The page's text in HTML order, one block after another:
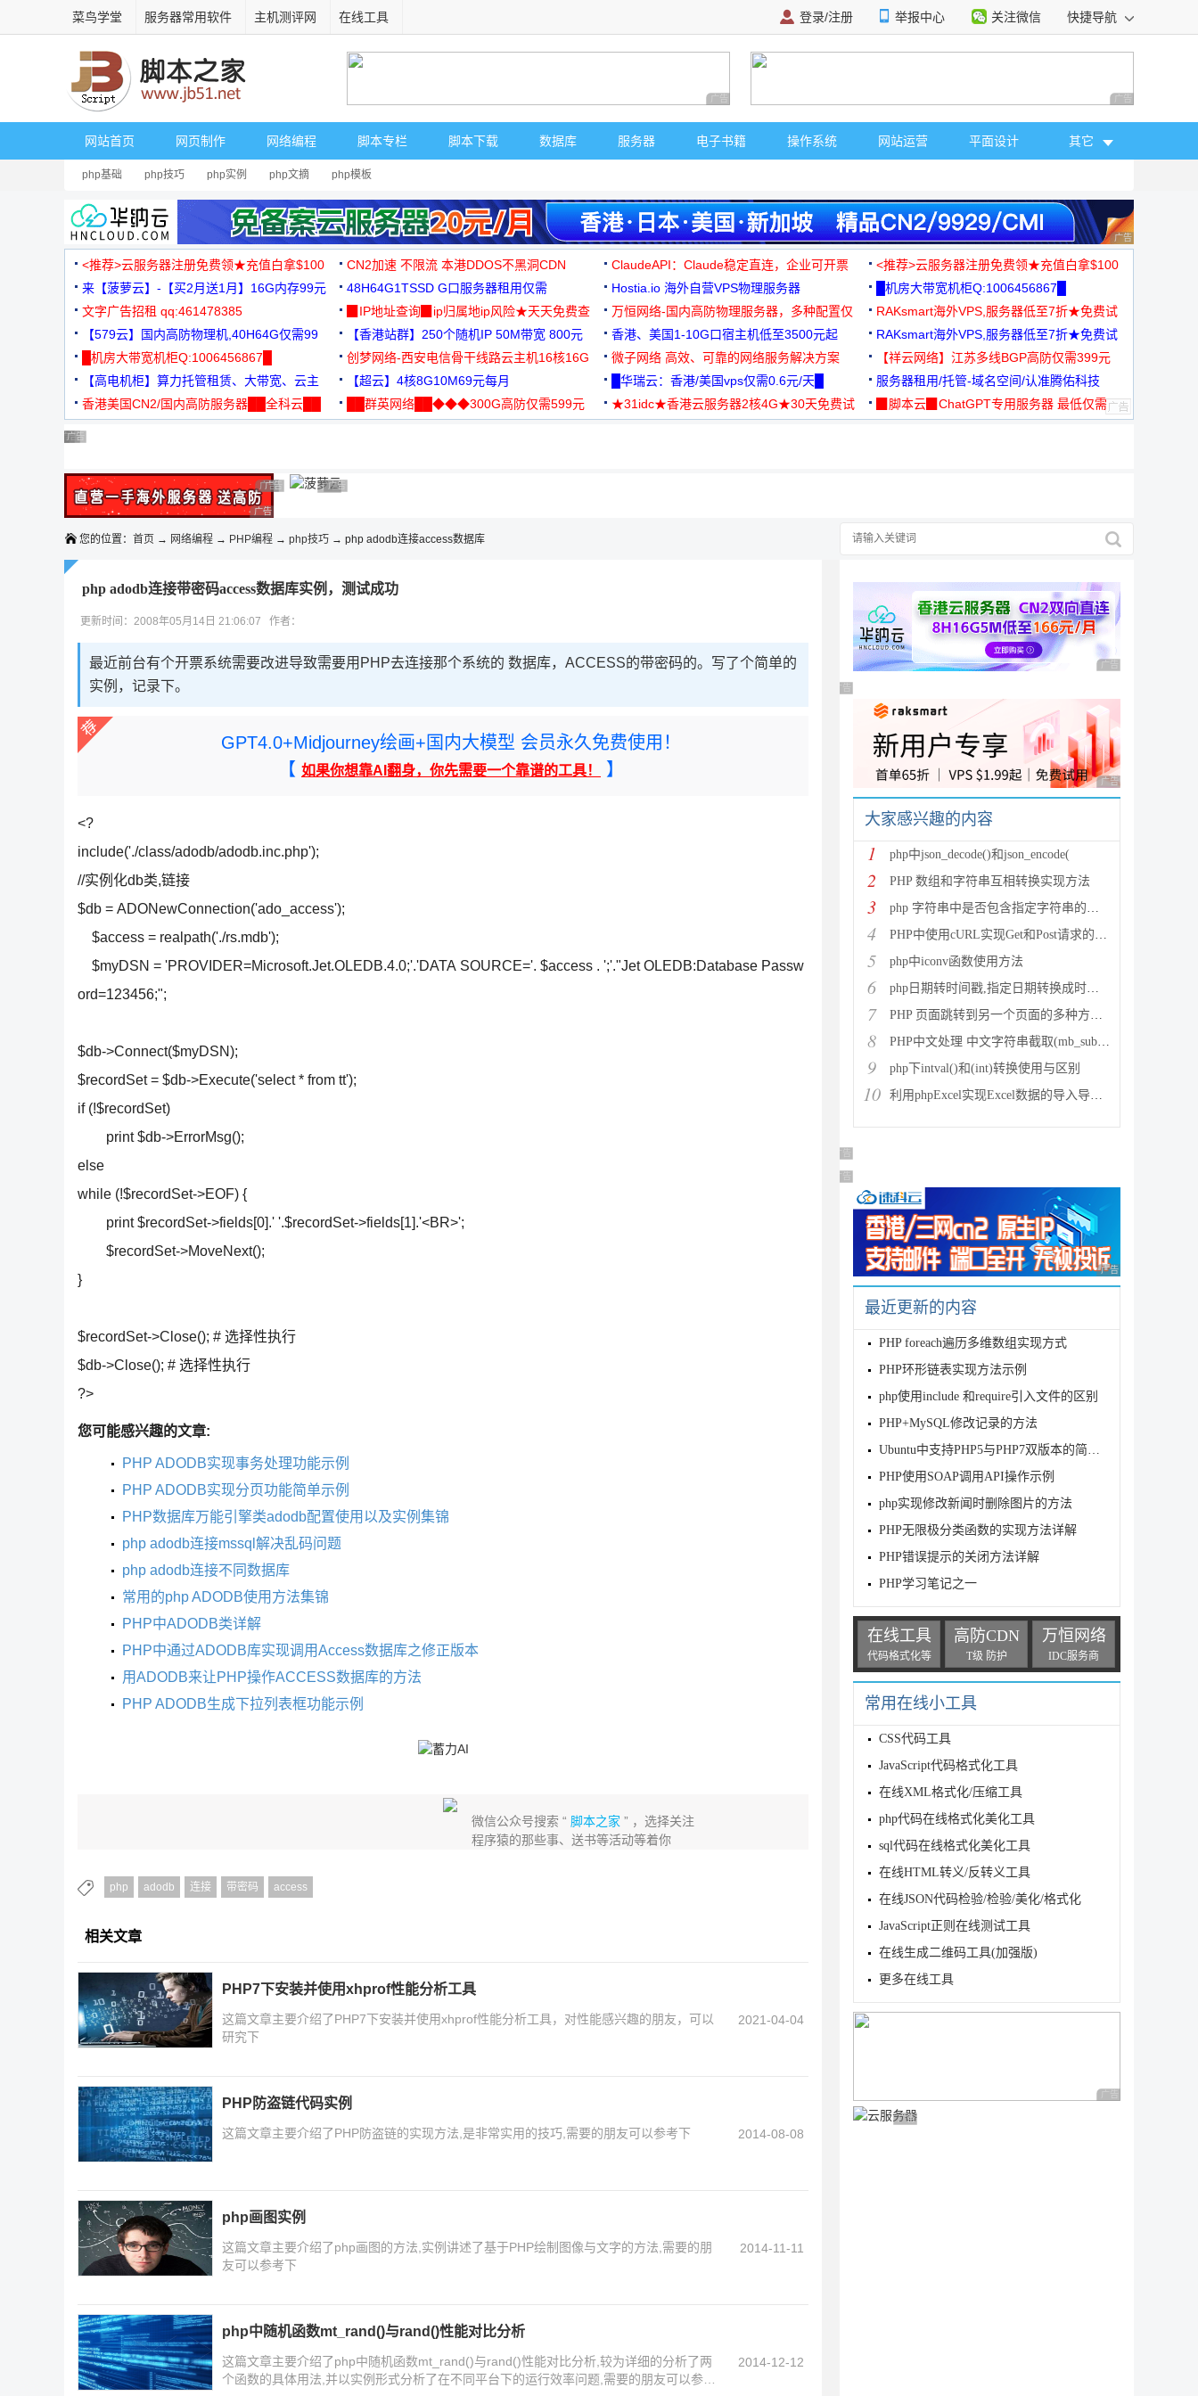
菜鸟学堂 服务器常用软件 主机测评网 在线工具 登录/注册 举报中心 关注微信 快捷导航
广告 商业广告，理性选择 广告 商业广告，理
网站首页 网页制作 网络编程 脚本专栏 脚本下载 数据库 服务器 电子书籍 操作系统 网站运营 平面设计 其它
php基础 php技巧 php实例 php文摘 php模板
广告 商业广告，理
<推荐>云服务器注册免费领★充值白拿$100 CN2加速 不限流 本港DDOS不黑洞CDN ClaudeAPI：Claude稳定直连，企业可开票
<推荐>云服务器注册免费领★充值白拿$100
来【菠萝云】-【买2月送1月】16G内存99元
48H64G1TSSD G口服务器租用仅需
3000+可免费测试
Hostia.io 海外自营VPS物理服务器
█机房大带宽机柜Q:1006456867█
文字广告招租 qq:461478385
▉IP地址查询▉ip归属地ip风险★天天免费查
万恒网络-国内高防物理服务器，多种配置仅
99元/月起
RAKsmart海外VPS,服务器低至7折★免费试
用★
【579云】国内高防物理机,40H64G仅需99
元
【香港站群】250个随机IP 50M带宽 800元 香港、美国1-10G口宿主机低至3500元起
RAKsmart海外VPS,服务器低至7折★免费试
用★
█机房大带宽机柜Q:1006456867█
创梦网络-西安电信骨干线路云主机16核16G
88元/月
微子网络 高效、可靠的网络服务解决方案
【祥云网络】江苏多线BGP高防仅需399元
【高电机柜】算力托管租赁、大带宽、云主
机
【超云】4核8G10M69元每月 █华瑞云：香港/美国vps仅需0.6元/天█
服务器租用/托管-域名空间/认准腾佑科技
香港美国CN2/国内高防服务器██全科云██
██群英网络██◆◆◆300G高防仅需599元
★31idc★香港云服务器2核4G★30天免费试
▉脚本云▉ChatGPT专用服务器 最低仅需
广告 商业广告，理性选择
广告 商业广告，理性选择
广告 商业广告，理性选择
广告 商业广告，理性选择
广告 商业广告，理性选择
广告 商业广告，理性选择
广告 商业广告，理性选择
广告 商业广告，理性选择广告 商业广告，理性选择
广告 商业广告，理性选择
您的位置： 首页 → 网络编程 → PHP编程 → php技巧 → php adodb连接access数据库
php adodb连接带密码access数据库实例，测试成功
更新时间：2008年05月14日 21:06:07 作者：
最近前台有个开票系统需要改进导致需要用PHP去连接那个系统的 数据库，ACCESS的带密码的。写了个简单的
实例，记录下。
GPT4.0+Midjourney绘画+国内大模型 会员永久免费使用！
【 如果你想靠AI翻身，你先需要一个靠谱的工具！ 】
<?
include('./class/adodb/adodb.inc.php');
//实例化db类,链接
$db = ADONewConnection('ado_access');
$access = realpath('./rs.mdb');
$myDSN = 'PROVIDER=Microsoft.Jet.OLEDB.4.0;'.'DATA SOURCE='. $access . ';'."Jet OLEDB:Database Passw
ord=123456;";
$db->Connect($myDSN);
$recordSet = $db->Execute('select * from tt');
if (!$recordSet)
print $db->ErrorMsg();
else
while (!$recordSet->EOF) {
print $recordSet->fields[0].' '.$recordSet->fields[1].'<BR>';
$recordSet->MoveNext();
}
$recordSet->Close(); # 选择性执行
$db->Close(); # 选择性执行
?>
您可能感兴趣的文章:
PHP ADODB实现事务处理功能示例
PHP ADODB实现分页功能简单示例
PHP数据库万能引擎类adodb配置使用以及实例集锦
php adodb连接mssql解决乱码问题
php adodb连接不同数据库
常用的php ADODB使用方法集锦
PHP中ADODB类详解
PHP中通过ADODB库实现调用Access数据库之修正版本
用ADODB来让PHP操作ACCESS数据库的方法
PHP ADODB生成下拉列表框功能示例
微信公众号搜索 “脚本之家 ” ，选择关注
程序猿的那些事、送书等活动等着你
php adodb 连接 带密码 access
相关文章
PHP7下安装并使用xhprof性能分析工具
这篇文章主要介绍了PHP7下安装并使用xhprof性能分析工具，对性能感兴趣的朋友，可以
研究下
2021-04-04
PHP防盗链代码实例
这篇文章主要介绍了PHP防盗链的实现方法,是非常实用的技巧,需要的朋友可以参考下 2014-08-08
php画图实例
这篇文章主要介绍了php画图的方法,实例讲述了基于PHP绘制图像与文字的方法,需要的朋
友可以参考下
2014-11-11
php中随机函数mt_rand()与rand()性能对比分析
这篇文章主要介绍了php中随机函数mt_rand()与rand()性能对比分析,较为详细的分析了两
个函数的具体用法,并以实例形式分析了在不同平台下的运行效率问题,需要的朋友可以参考
2014-12-12
广告 商业广告，理性
广告 商业广告，理性选择
广告 商业广告，理性
大家感兴趣的内容
1 php中json_decode()和json_encode(
2 PHP 数组和字符串互相转换实现方法
3 php 字符串中是否包含指定字符串的多种方法
4 PHP中使用cURL实现Get和Post请求的方法
5 php中iconv函数使用方法
6 php日期转时间戳,指定日期转换成时间戳
7 PHP 页面跳转到另一个页面的多种方法方法总结
8 PHP中文处理 中文字符串截取(mb_substr)和获取中
9 php下intval()和(int)转换使用与区别
10 利用phpExcel实现Excel数据的导入导出(全步骤详细
广告 商业广告，理性选择
广告 商业广告，理性选择
广告 商业广告，理性
最近更新的内容
PHP foreach遍历多维数组实现方式
PHP环形链表实现方法示例
php使用include 和require引入文件的区别
PHP+MySQL修改记录的方法
Ubuntu中支持PHP5与PHP7双版本的简单实现
PHP使用SOAP调用API操作示例
php实现修改新闻时删除图片的方法
PHP无限极分类函数的实现方法详解
PHP错误提示的关闭方法详解
PHP学习笔记之一
在线工具
代码格式化等
高防CDN
T级 防护
万恒网络
IDC服务商
常用在线小工具
CSS代码工具
JavaScript代码格式化工具
在线XML格式化/压缩工具
php代码在线格式化美化工具
sql代码在线格式化美化工具
在线HTML转义/反转义工具
在线JSON代码检验/检验/美化/格式化
JavaScript正则在线测试工具
在线生成二维码工具(加强版)
更多在线工具
广告 商业广告，理性
广告 商业广告，理性选择